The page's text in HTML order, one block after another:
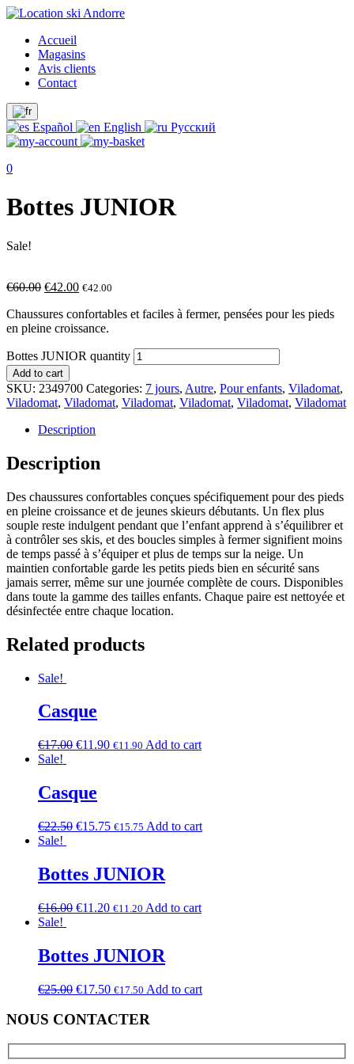
Accueil
Magasins
Avis clients
Contact
Español English Русский
0
Bottes JUNIOR
Sale!
€60.00 €42.00 €42.00
Chaussures confortables et faciles à fermer, pensées pour les pieds
en pleine croissance.
Bottes JUNIOR quantity
Add to cart
SKU: 2349700 Categories: 7 jours, Autre, Pour enfants, Viladomat,
Viladomat, Viladomat, Viladomat, Viladomat, Viladomat, Viladomat
Description
Description
Des chaussures confortables conçues spécifiquement pour des pieds
en pleine croissance et de jeunes skieurs débutants. Un flex plus
souple reste indulgent pendant que l’enfant apprend à s’équilibrer et
à contrôler ses skis, et des boucles simples à fermer signifient moins
de temps passé à s’équiper et plus de temps sur la neige. Un
maintien confortable garde les petits pieds bien en sécurité sans
jamais serrer, même sur une journée complète de cours. Disponibles
dans toute la gamme des tailles enfants. Chaque paire est nettoyée et
désinfectée entre chaque location.
Related products
Sale!
Casque
€17.00 €11.90 €11.90 Add to cart
Sale!
Casque
€22.50 €15.75 €15.75 Add to cart
Sale!
Bottes JUNIOR
€16.00 €11.20 €11.20 Add to cart
Sale!
Bottes JUNIOR
€25.00 €17.50 €17.50 Add to cart
NOUS CONTACTER